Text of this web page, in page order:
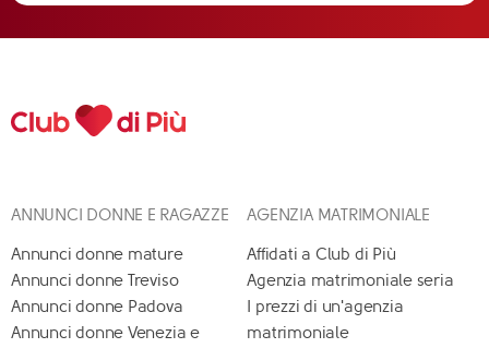
ANNUNCI DONNE E RAGAZZE
Annunci donne mature
Annunci donne Treviso
Annunci donne Padova
Annunci donne Venezia e
AGENZIA MATRIMONIALE
Affidati a Club di Più
Agenzia matrimoniale seria
I prezzi di un'agenzia
matrimoniale